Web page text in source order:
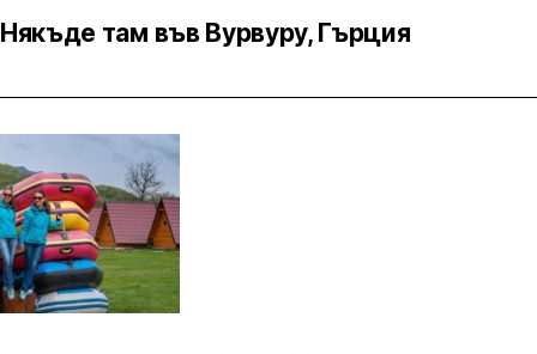
Някъде там във Вурвуру, Гърция